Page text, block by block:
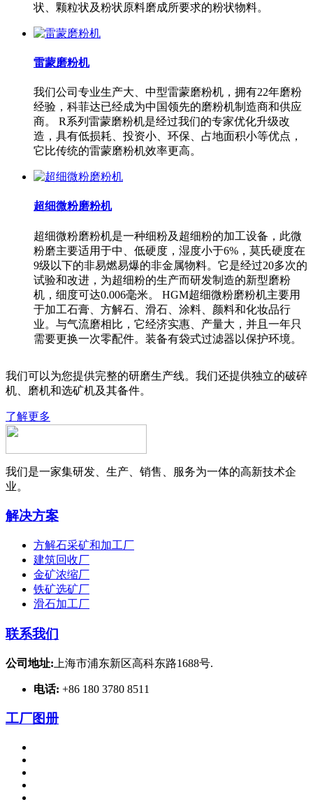
状、颗粒状及粉状原料磨成所要求的粉状物料。
雷蒙磨粉机
我们公司专业生产大、中型雷蒙磨粉机，拥有22年磨粉
经验，科菲达已经成为中国领先的磨粉机制造商和供应
商。 R系列雷蒙磨粉机是经过我们的专家优化升级改
造，具有低损耗、投资小、环保、占地面积小等优点，
它比传统的雷蒙磨粉机效率更高。
超细微粉磨粉机
超细微粉磨粉机是一种细粉及超细粉的加工设备，此微
粉磨主要适用于中、低硬度，湿度小于6%，莫氏硬度在
9级以下的非易燃易爆的非金属物料。它是经过20多次的
试验和改进，为超细粉的生产而研发制造的新型磨粉
机，细度可达0.006毫米。 HGM超细微粉磨粉机主要用
于加工石膏、方解石、滑石、涂料、颜料和化妆品行
业。与气流磨相比，它经济实惠、产量大，并且一年只
需要更换一次零配件。装备有袋式过滤器以保护环境。
我们可以为您提供完整的研磨生产线。我们还提供独立的破碎
机、磨机和选矿机及其备件。
了解更多
我们是一家集研发、生产、销售、服务为一体的高新技术企
业。
解决方案
方解石采矿和加工厂
建筑回收厂
金矿浓缩厂
铁矿选矿厂
滑石加工厂
联系我们
公司地址: 上海市浦东新区高科东路1688号.
电话: +86 180 3780 8511
工厂图册